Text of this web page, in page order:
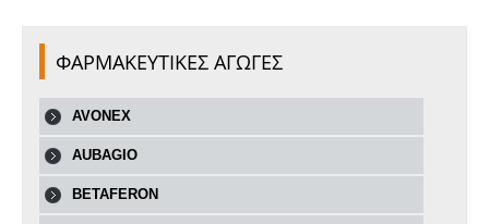
ΦΑΡΜΑΚΕΥΤΙΚΕΣ ΑΓΩΓΕΣ
AVONEX
AUBAGIO
BETAFERON